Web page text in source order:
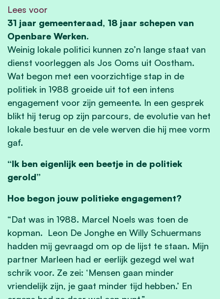
Lees voor
31 jaar gemeenteraad, 18 jaar schepen van
Openbare Werken.
Weinig lokale politici kunnen zo’n lange staat van
dienst voorleggen als Jos Ooms uit Oostham.
Wat begon met een voorzichtige stap in de
politiek in 1988 groeide uit tot een intens
engagement voor zijn gemeente. In een gesprek
blikt hij terug op zijn parcours, de evolutie van het
lokale bestuur en de vele werven die hij mee vorm
gaf.
“Ik ben eigenlijk een beetje in de politiek
gerold”
Hoe begon jouw politieke engagement?
“Dat was in 1988. Marcel Noels was toen de
kopman. Leon De Jonghe en Willy Schuermans
hadden mij gevraagd om op de lijst te staan. Mijn
partner Marleen had er eerlijk gezegd wel wat
schrik voor. Ze zei: ‘Mensen gaan minder
vriendelijk zijn, je gaat minder tijd hebben.’ En